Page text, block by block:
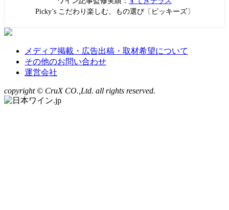
Picky’s こだわり楽しむ、もの選び〔ピッキーズ〕
メディア掲載・広告出稿・取材希望について
その他のお問い合わせ
運営会社
copyright © CruX CO.,Ltd. all rights reserved.